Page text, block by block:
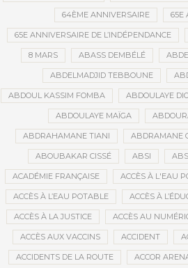
64ÈME ANNIVERSAIRE 65E
65E ANNIVERSAIRE DE L’INDÉPENDANCE
8 MARS ABASS DEMBÉLÉ
ABDELMADJID TEBBOUNE
ABDOUL KASSIM FOMBA ABDOULAYE
ABDOULAYE MAÏGA
ABDRAHAMANE TIANI ABDRAMANE
ABOUBAKAR CISSÉ ABSI
ACADÉMIE FRANÇAISE ACCÈS À L'EAU
ACCÈS À L’EAU POTABLE ACCÈS À
ACCÈS À LA JUSTICE ACCÈS AU
ACCÈS AUX VACCINS ACCIDENT
ACCIDENTS DE LA ROUTE ACCOR